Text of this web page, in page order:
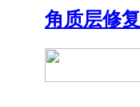
角质层修复